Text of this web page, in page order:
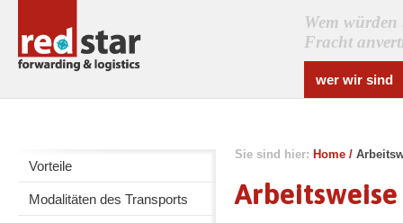
Wem
Fracht
wer wir sind
Vorteile
Modalitäten des Transports
Sie sind hier: Home /
Arbeitsweise